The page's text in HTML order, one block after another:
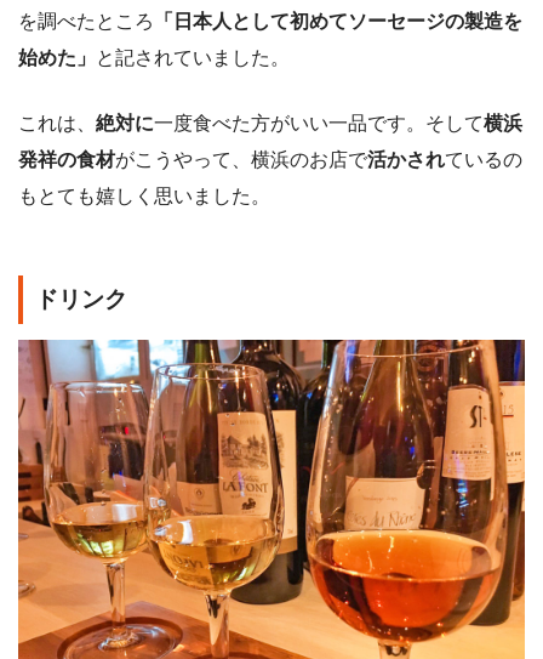
を調べたところ
「日本人として初めてソーセージの製造を
始めた」 と記されていました。
これは、 絶対に一度食べた方がいい一品です。そして横浜
発祥の食材がこうやって、横浜のお店で活かされているの
もとても嬉しく思いました。
ドリンク